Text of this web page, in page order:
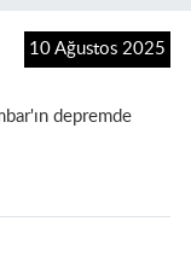
10 Ağustos 2025
depremde